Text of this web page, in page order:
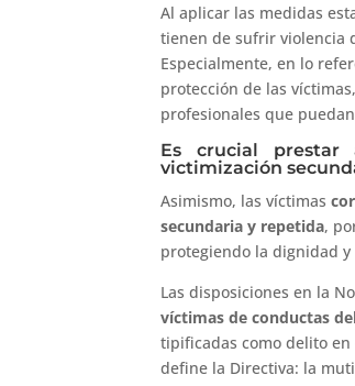
Al aplicar las medidas
tienen de sufrir violencia
Especialmente, en lo
protección de las
profesionales que
Es crucial prestar
victimización
Asimismo, las víctimas
secundaria y repetida,
protegiendo la dignidad
Las disposiciones en la
víctimas de conductas
tipificadas como delito
define la Directiva: la